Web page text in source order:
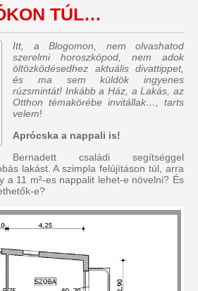
TÚL…
Itt, a Blogomon, nem olvashatod
szerelmi horoszkópod, nem adok
öltözködésedhez aktuális divattippet,
és ma sem küldök ingyenes
rúzsmintát! Inkább a Ház, a Lakás, az
Otthon témakörébe invitállak…, tarts
velem!
Aprócska a nappali is!
Bernadett családi segítséggel
lakást. A szimpla felújításon túl, arra
a 11 m²-es nappalit lehet-e növelni? És
e?